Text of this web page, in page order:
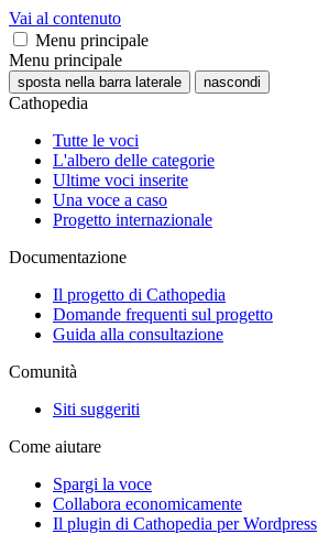
Vai al contenuto
Menu principale
Menu principale
sposta nella barra laterale nascondi
Cathopedia
Tutte le voci
L'albero delle categorie
Ultime voci inserite
Una voce a caso
Progetto internazionale
Documentazione
Il progetto di Cathopedia
Domande frequenti sul progetto
Guida alla consultazione
Comunità
Siti suggeriti
Come aiutare
Spargi la voce
Collabora economicamente
Il plugin di Cathopedia per Wordpress